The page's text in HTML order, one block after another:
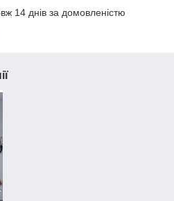
14 днів за домовленістю